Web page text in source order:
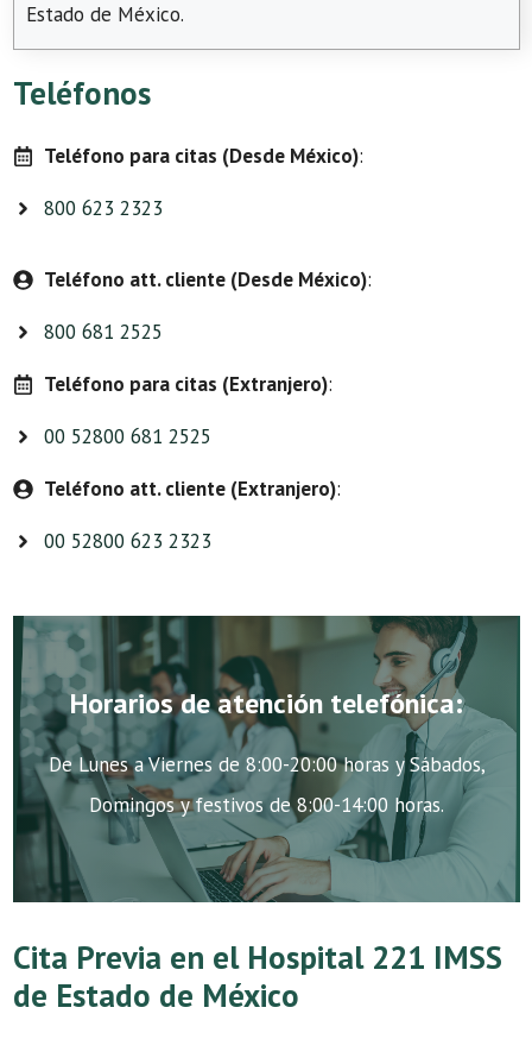
Estado de México.
Teléfonos
Teléfono para citas (Desde México):
800 623 2323
Teléfono att. cliente (Desde México):
800 681 2525
Teléfono para citas (Extranjero):
00 52800 681 2525
Teléfono att. cliente (Extranjero):
00 52800 623 2323
Horarios de atención telefónica:
De Lunes a Viernes de 8:00-20:00 horas y Sábados,
Domingos y festivos de 8:00-14:00 horas.
Cita Previa en el Hospital 221 IMSS
de Estado de México